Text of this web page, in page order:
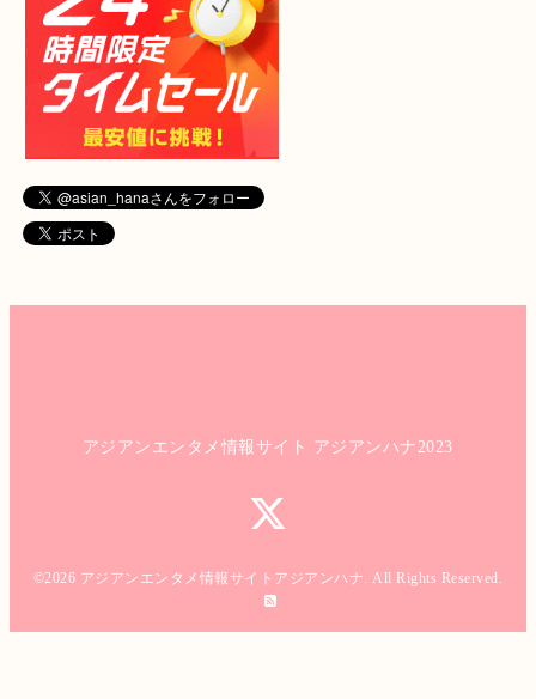
アジアンエンタメ情報サイト アジアンハナ2023
©2026 アジアンエンタメ情報サイトアジアンハナ. All Rights Reserved.